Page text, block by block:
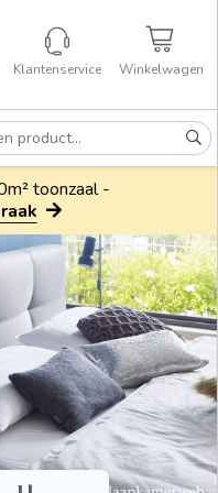
Klantenservice Winkelwagen
toonzaal -